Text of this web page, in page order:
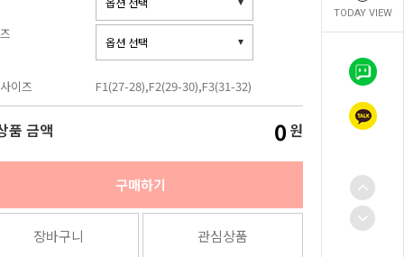
TODAY VIEW
이즈 F1(27-28),F2(29-30),F3(31-32)
품 금액 0 원
구매하기
장바구니 관심상품